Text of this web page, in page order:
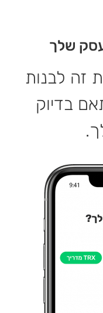
שלך
זה לבנות
בדיוק